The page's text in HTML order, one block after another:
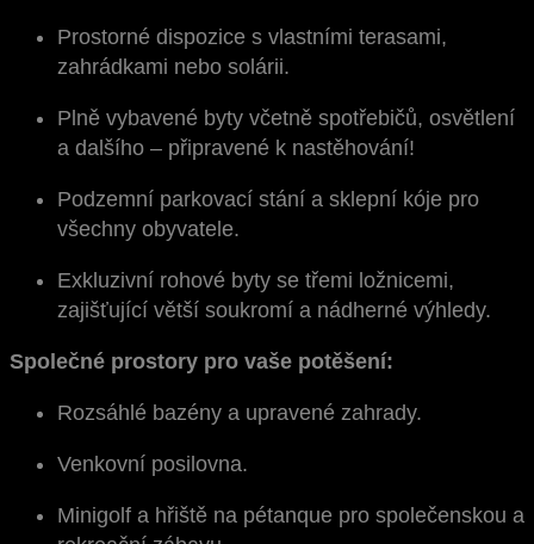
Prostorné dispozice s vlastními terasami,
zahrádkami nebo solárii.
Plně vybavené byty včetně spotřebičů, osvětlení
a dalšího – připravené k nastěhování!
Podzemní parkovací stání a sklepní kóje pro
všechny obyvatele.
Exkluzivní rohové byty se třemi ložnicemi,
zajišťující větší soukromí a nádherné výhledy.
Společné prostory pro vaše potěšení:
Rozsáhlé bazény a upravené zahrady.
Venkovní posilovna.
Minigolf a hřiště na pétanque pro společenskou a